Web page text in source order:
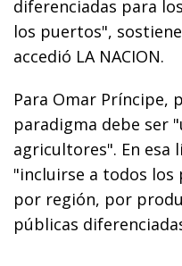
diferenciadas para
los puertos",
accedió LA NACION.
Para Omar Príncipe,
paradigma debe ser
agricultores". En esa
"incluirse a todos
por región, por
públicas